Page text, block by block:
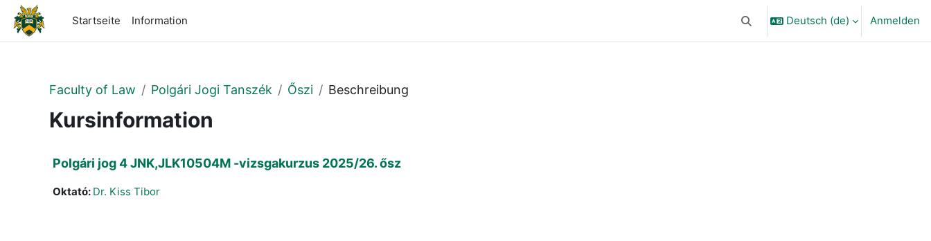
Zum Hauptinhalt
Startseite
Information Sucheingabe umschalten
Deutsch ‎(de)‎ Anmelden
Faculty of Law Polgári Jogi Tanszék Őszi Beschreibung
Kursinformation
Polgári jog 4 JNK,JLK10504M -vizsgakurzus 2025/26. ősz
Oktató: Dr. Kiss Tibor